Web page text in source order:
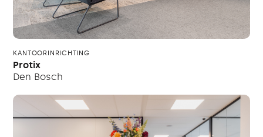
KANTOORINRICHTING
Protix
Den Bosch